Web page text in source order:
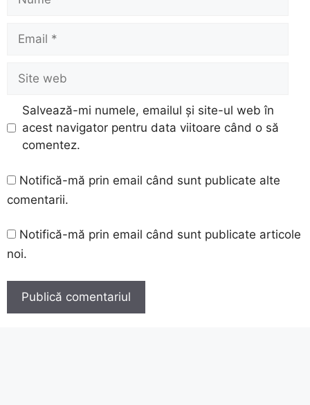
Email
Site
web
Salvează-mi numele, emailul și site-ul web în
acest navigator pentru data viitoare când o să
comentez.
Notifică-mă prin email când sunt publicate alte
comentarii.
Notifică-mă prin email când sunt publicate articole
noi.